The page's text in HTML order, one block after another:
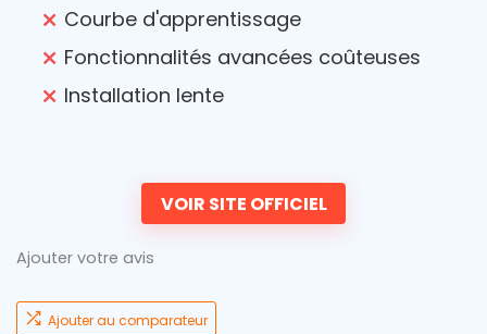
Courbe d'apprentissage
Fonctionnalités avancées coûteuses
Installation lente
VOIR SITE OFFICIEL
Ajouter votre avis
Ajouter au comparateur